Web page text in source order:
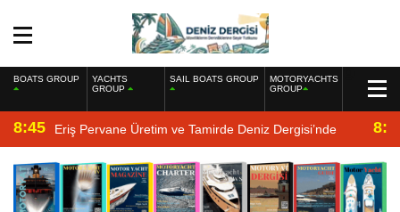
BOATS GROUP
YACHTS
GROUP
SAIL BOATS GROUP
MOTORYACHTS
GROUP
8:45 Eriş Pervane Üretim ve Tamirde Deniz Dergisi’nde